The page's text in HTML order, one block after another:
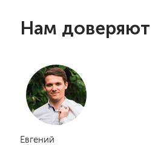
Нам доверяют
Евгений